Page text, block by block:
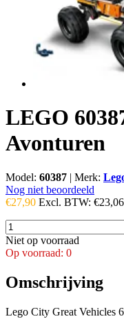
LEGO
Avonturen
Model: 60387 | Merk:
Nog niet beoordeeld
€27,90 Excl. BTW: €23,06
Niet op voorraad
Op voorraad: 0
Omschrijving
Lego City Great Vehicles